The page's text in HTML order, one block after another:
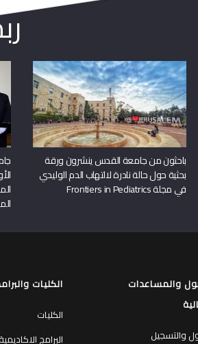
باحثون من جامعة القدس ينشرون ورقة
بحثية حول حالة نادرة لالتهاب الدم الوليدي
في مجلة Frontiers in Pediatrics
والمساعدات
والتسجيل
الكليات
الكليات
البرامج الاكاديمية